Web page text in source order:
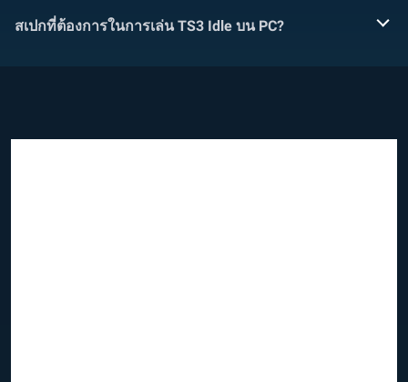
สเปกที่ต้องการในการเล่น TS3 Idle บน PC?